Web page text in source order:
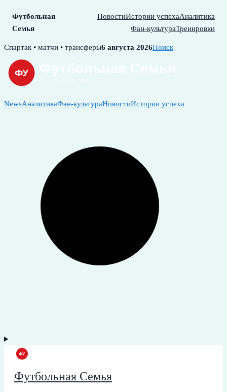
Футбольная
Семья
НовостиИстории успехаАналитика
Фан-культураТренировки
Skip
content
Спартак • матчи • трансферы6 августа 2026Поиск
NewsАналитикаФан-культураНовостиИстории успеха
Футбольная Семья